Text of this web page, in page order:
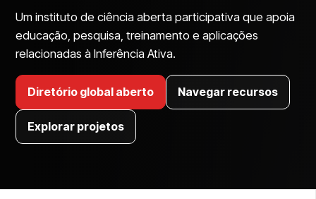
Um instituto de ciência aberta participativa que apoia
educação, pesquisa, treinamento e aplicações
relacionadas à Inferência Ativa.
Diretório global aberto Navegar recursos
Explorar projetos